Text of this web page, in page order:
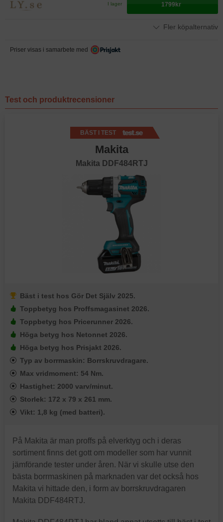
I lager 1799kr
Fler köpalternativ
Priser visas i samarbete med
Test och produktrecensioner
BÄST I TEST
Makita
Makita DDF484RTJ
Bäst i test hos Gör Det Själv 2025.
Toppbetyg hos Proffsmagasinet 2026.
Toppbetyg hos Pricerunner 2026.
Höga betyg hos Netonnet 2026.
Höga betyg hos Prisjakt 2026.
Typ av borrmaskin: Borrskruvdragare.
Max vridmoment: 54 Nm.
Hastighet: 2000 varv/minut.
Storlek: 172 x 79 x 261 mm.
Vikt: 1,8 kg (med batteri).
På Makita är man proffs på elverktyg och i deras
sortiment finns det gott om modeller som har vunnit
jämförande tester under åren. När vi skulle utse den
bästa borrmaskinen på marknaden var det också hos
Makita vi hittade den, i form av borrskruvdragaren
Makita DDF484RTJ.